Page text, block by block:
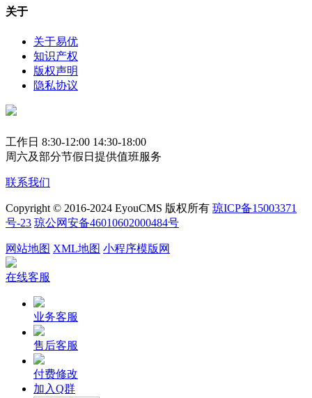
关于
关于易优
知识产权
版权声明
隐私协议
工作日 8:30-12:00 14:30-18:00
周六及部分节假日提供值班服务
联系我们
Copyright © 2016-2024 EyouCMS 版权所有 琼ICP备15003371
号-23 琼公网安备46010602000484号
网站地图 XML地图 小程序模版网
在线客服
业务客服
售后客服
付费修改
加入Q群